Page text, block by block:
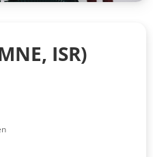
ISR)